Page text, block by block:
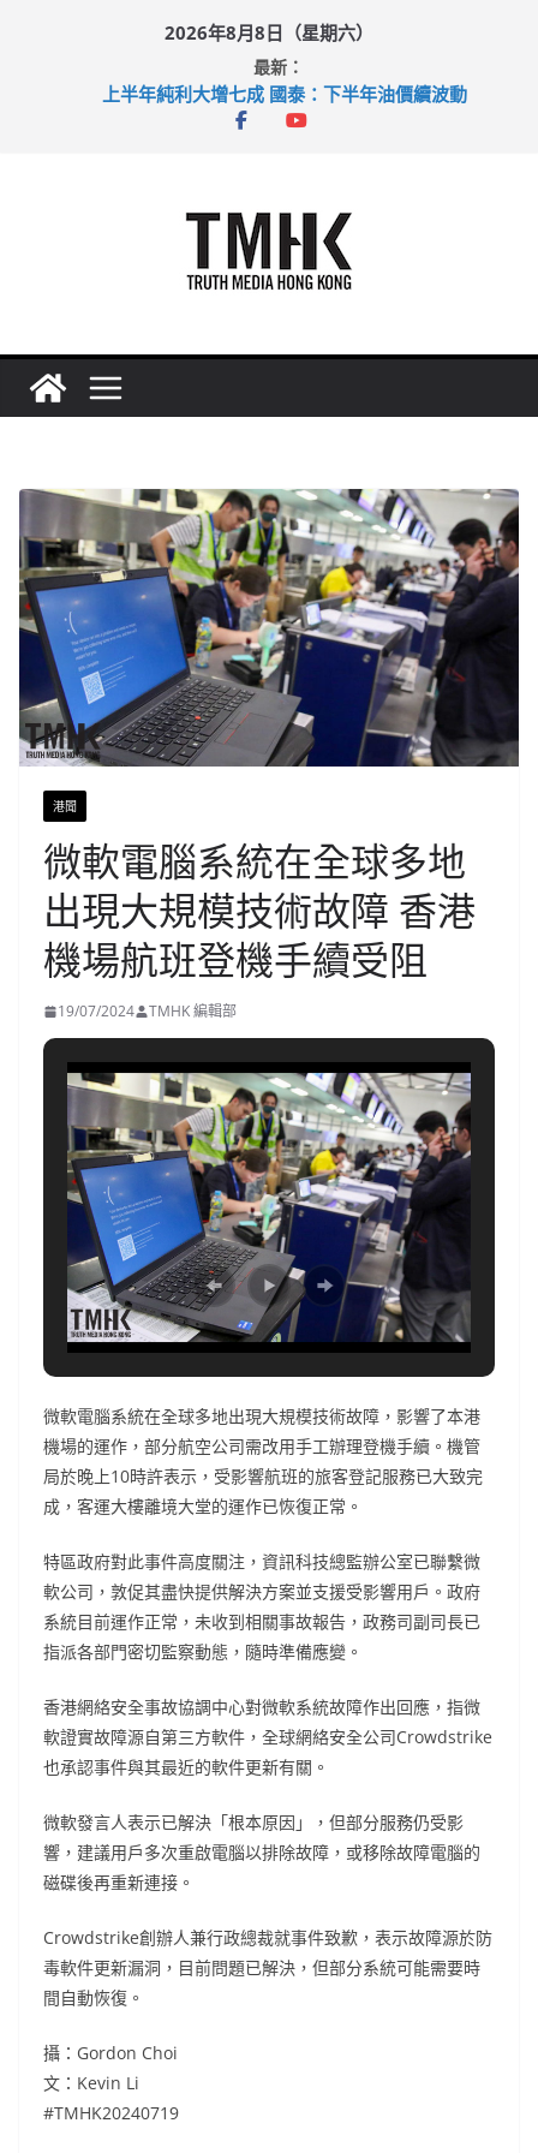
2026年8月8日（星期六）
最新：
上半年純利大增七成 國泰：下半年油價續波動
拜仁熱身賽挫維拉 啟德主場館奪錦標
港聞
微軟電腦系統在全球多地
出現大規模技術故障 香港
機場航班登機手續受阻
19/07/2024 TMHK 編輯部
微軟電腦系統在全球多地出現大規模技術故障，影響了本港
機場的運作，部分航空公司需改用手工辦理登機手續。機管
局於晚上10時許表示，受影響航班的旅客登記服務已大致完
成，客運大樓離境大堂的運作已恢復正常。
特區政府對此事件高度關注，資訊科技總監辦公室已聯繫微
軟公司，敦促其盡快提供解決方案並支援受影響用戶。政府
系統目前運作正常，未收到相關事故報告，政務司副司長已
指派各部門密切監察動態，隨時準備應變。
香港網絡安全事故協調中心對微軟系統故障作出回應，指微
軟證實故障源自第三方軟件，全球網絡安全公司Crowdstrike
也承認事件與其最近的軟件更新有關。
微軟發言人表示已解決「根本原因」，但部分服務仍受影
響，建議用戶多次重啟電腦以排除故障，或移除故障電腦的
磁碟後再重新連接。
Crowdstrike創辦人兼行政總裁就事件致歉，表示故障源於防
毒軟件更新漏洞，目前問題已解決，但部分系統可能需要時
間自動恢復。
攝：Gordon Choi
文：Kevin Li
#TMHK20240719